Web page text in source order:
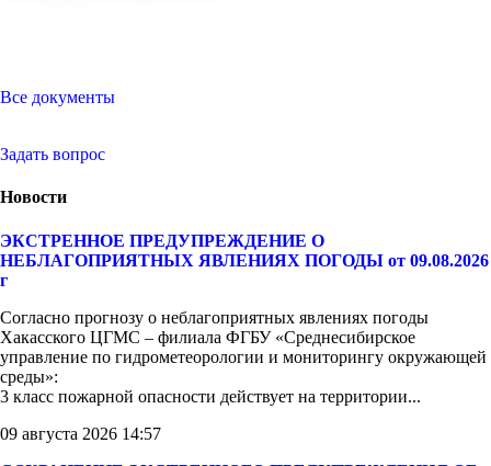
Все документы
Задать вопрос
Новости
ЭКСТРЕННОЕ ПРЕДУПРЕЖДЕНИЕ О
НЕБЛАГОПРИЯТНЫХ ЯВЛЕНИЯХ ПОГОДЫ от 09.08.2026
г
Согласно прогнозу о неблагоприятных явлениях погоды
Хакасского ЦГМС – филиала ФГБУ «Среднесибирское
управление по гидрометеорологии и мониторингу окружающей
среды»:
3 класс пожарной опасности действует на территории...
09 августа 2026 14:57